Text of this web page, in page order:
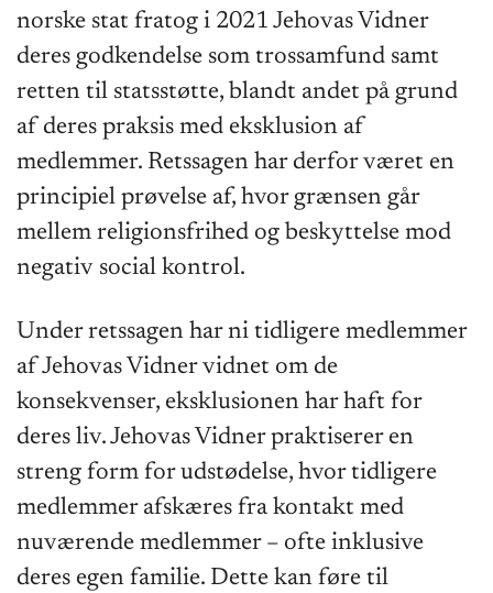
norske stat fratog i 2021 Jehovas Vidner
deres godkendelse som trossamfund samt
retten til statsstøtte, blandt andet på grund
af deres praksis med eksklusion af
medlemmer. Retssagen har derfor været en
principiel prøvelse af, hvor grænsen går
mellem religionsfrihed og beskyttelse mod
negativ social kontrol.
Under retssagen har ni tidligere medlemmer
af Jehovas Vidner vidnet om de
konsekvenser, eksklusionen har haft for
deres liv. Jehovas Vidner praktiserer en
streng form for udstødelse, hvor tidligere
medlemmer afskæres fra kontakt med
nuværende medlemmer – ofte inklusive
deres egen familie. Dette kan føre til